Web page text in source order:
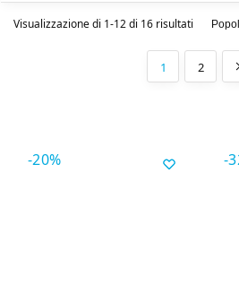
Visualizzazione di 1-12 di 16 risultati
1 2
-20% -